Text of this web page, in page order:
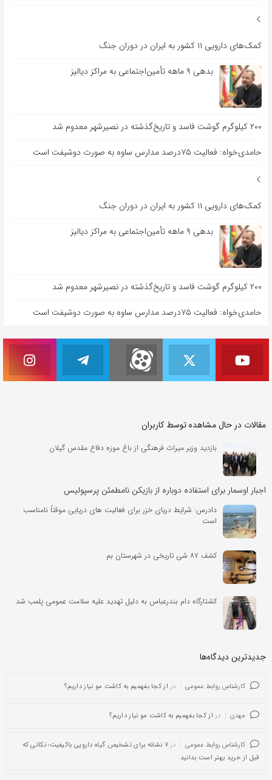
کمک‌های دارویی ۱۱ کشور به ایران در دوران جنگ
بدهی ۹ ماهه تأمین‌اجتماعی به مراکز دیالیز
۲۰۰ کیلوگرم گوشت فاسد و تاریخ‌گذشته در نصیرشهر معدوم شد
حامدی‌خواه: فعالیت ۷۵درصد مدارس ساوه به صورت دوشیفت است
کمک‌های دارویی ۱۱ کشور به ایران در دوران جنگ
بدهی ۹ ماهه تأمین‌اجتماعی به مراکز دیالیز
۲۰۰ کیلوگرم گوشت فاسد و تاریخ‌گذشته در نصیرشهر معدوم شد
حامدی‌خواه: فعالیت ۷۵درصد مدارس ساوه به صورت دوشیفت است
مقالات در حال مشاهده توسط کاربران
بازدید وزیر میراث فرهنگی از باغ موزه دفاع مقدس گیلان
اجبار اوسمار برای استفاده دوباره از بازیکن نامطمئن پرسپولیس
دادرس: شرایط دریای خزر برای فعالیت‌ های دریایی موقتاً نامناسب
است
کشف ۸۷ شی تاریخی در شهرستان بم
کشتارگاه دام بندرعباس به دلیل تهدید علیه سلامت عمومی پلمب شد
جدیدترین دیدگاه‌‌ها
کارشناس روابط عمومی در از کجا بفهمیم به کاشت مو نیاز داریم؟
مهدی در از کجا بفهمیم به کاشت مو نیاز داریم؟
کارشناس روابط عمومی در
۷ نشانه برای تشخیص گیاه دارویی باکیفیت؛ نکاتی که
قبل از خرید بهتر است بدانید